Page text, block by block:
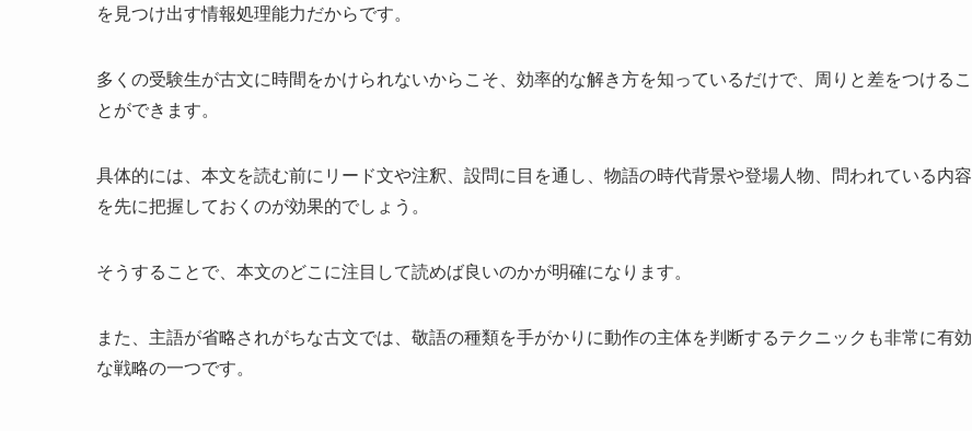
を見つけ出す情報処理能力だからです。
多くの受験生が古文に時間をかけられないからこそ、効率的な解き方を知っているだけで、周りと差をつけるこ
とができます。
具体的には、本文を読む前にリード文や注釈、設問に目を通し、物語の時代背景や登場人物、問われている内容
を先に把握しておくのが効果的でしょう。
そうすることで、本文のどこに注目して読めば良いのかが明確になります。
また、主語が省略されがちな古文では、敬語の種類を手がかりに動作の主体を判断するテクニックも非常に有効
な戦略の一つです。